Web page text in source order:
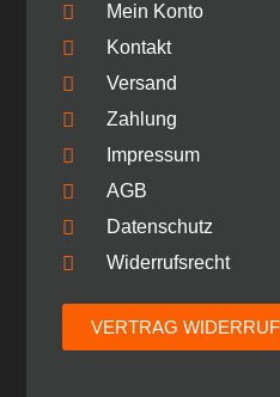
Mein Konto
Kontakt
Versand
Zahlung
Impressum
AGB
Datenschutz
Widerrufsrecht
VERTRAG